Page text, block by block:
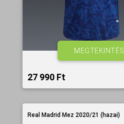
27 990 Ft‎
MEGTEKINTÉS
Real Madrid Mez 2020/21 (hazai)